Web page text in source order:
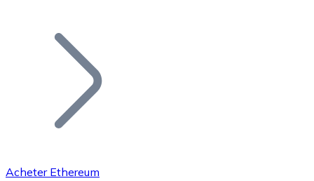
Ajoutez le token de votre projet à notre service
Acheter Ethereum